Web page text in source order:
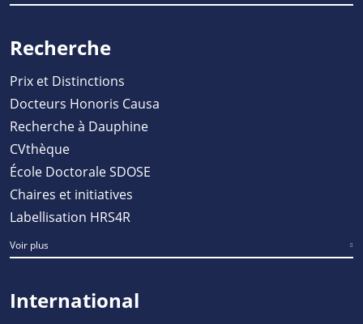
Recherche
Prix et Distinctions
Docteurs Honoris Causa
Recherche à Dauphine
CVthèque
École Doctorale SDOSE
Chaires et initiatives
Labellisation HRS4R
Voir plus
International